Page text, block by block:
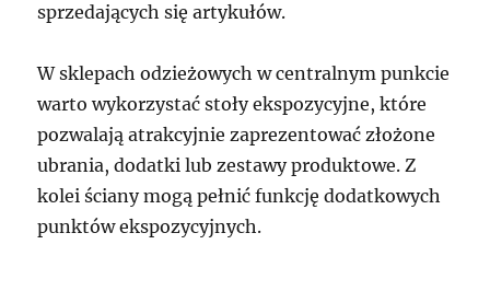
sprzedających się artykułów.
W sklepach odzieżowych w centralnym punkcie
warto wykorzystać stoły ekspozycyjne, które
pozwalają atrakcyjnie zaprezentować złożone
ubrania, dodatki lub zestawy produktowe. Z
kolei ściany mogą pełnić funkcję dodatkowych
punktów ekspozycyjnych.